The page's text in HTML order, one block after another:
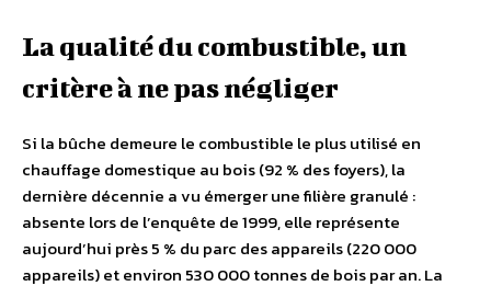
La qualité du combustible, un
critère à ne pas négliger
Si la bûche demeure le combustible le plus utilisé en
chauffage domestique au bois (92 % des foyers), la
dernière décennie a vu émerger une filière granulé :
absente lors de l’enquête de 1999, elle représente
aujourd’hui près 5 % du parc des appareils (220 000
appareils) et environ 530 000 tonnes de bois par an. La